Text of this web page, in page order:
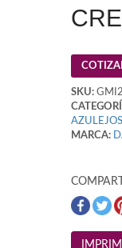
SKU: GMI2
MARCA: